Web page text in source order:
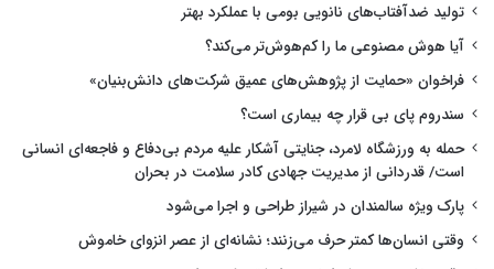
تولید ضدآفتاب‌های نانویی بومی با عملکرد بهتر
آیا هوش مصنوعی ما را کم‌هوش‌تر می‌کند؟
فراخوان «حمایت از پژوهش‌های عمیق شرکت‌های دانش‌بنیان»
سندروم پای بی قرار چه بیماری است؟
حمله به ورزشگاه لامرد، جنایتی آشکار علیه مردم بی‌دفاع و فاجعه‌ای انسانی
است/ قدردانی از مدیریت جهادی کادر سلامت در بحران
پارک ویژه سالمندان در شیراز طراحی و اجرا می‌شود
وقتی انسان‌ها کمتر حرف می‌زنند؛ نشانه‌ای از عصر انزوای خاموش